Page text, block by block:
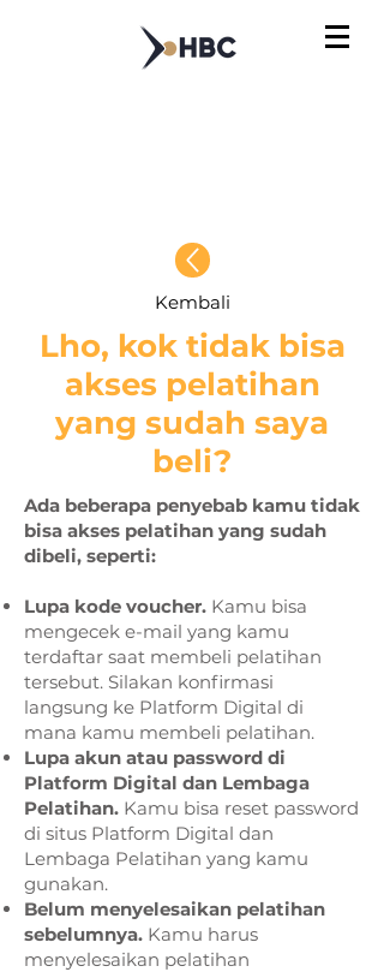
Kembali
Lho, kok tidak bisa
akses pelatihan
yang sudah saya
beli?
Ada beberapa penyebab kamu tidak
bisa akses pelatihan yang sudah
dibeli, seperti:
Lupa kode voucher. Kamu bisa
mengecek e-mail yang kamu
terdaftar saat membeli pelatihan
tersebut. Silakan konfirmasi
langsung ke Platform Digital di
mana kamu membeli pelatihan.
Lupa akun atau password di
Platform Digital dan Lembaga
Pelatihan. Kamu bisa reset password
di situs Platform Digital dan
Lembaga Pelatihan yang kamu
gunakan.
Belum menyelesaikan pelatihan
sebelumnya. Kamu harus
menyelesaikan pelatihan